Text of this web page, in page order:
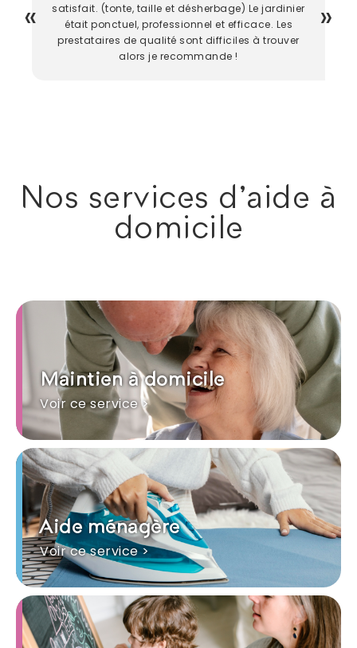
satisfait. (tonte, taille et désherbage) Le jardinier
était ponctuel, professionnel et efficace. Les
prestataires de qualité sont difficiles à trouver
alors je recommande !
Nos services d'aide à
domicile
Maintien à domicile
Voir ce service >
Aide ménagère
Voir ce service >